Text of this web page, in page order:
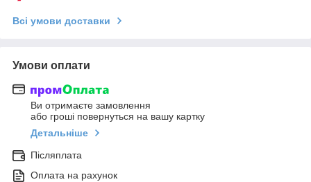
Всі умови доставки
Умови оплати
Ви отримаєте замовлення
або гроші повернуться на вашу картку
Детальніше
Післяплата
Оплата на рахунок